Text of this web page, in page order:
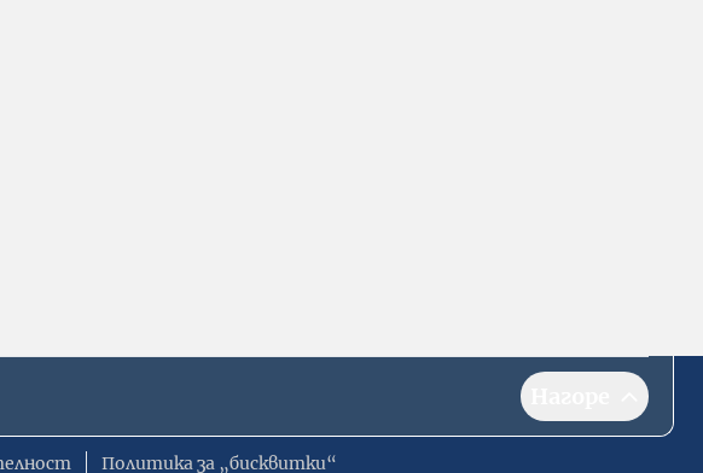
Политика за „бисквитки“